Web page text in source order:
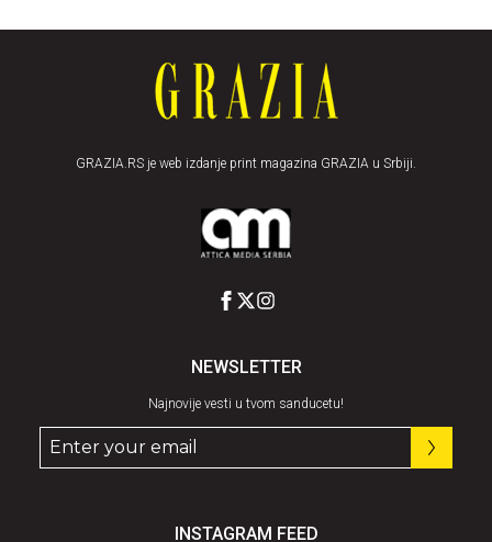
GRAZIA.RS je web izdanje print magazina GRAZIA u Srbiji.
NEWSLETTER
Najnovije vesti u tvom sanducetu!
INSTAGRAM FEED